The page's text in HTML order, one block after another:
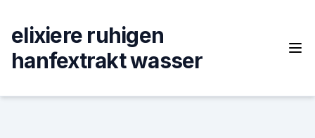
content
elixiere ruhigen
hanfextrakt wasser